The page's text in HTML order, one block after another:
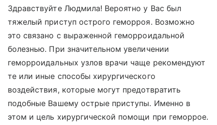
Здравствуйте Людмила! Вероятно у Вас был
тяжелый приступ острого геморроя. Возможно
это связано с выраженной геморроидальной
болезнью. При значительном увеличении
геморроидальных узлов врачи чаще рекомендуют
те или иные способы хирургического
воздействия, которые могут предотвратить
подобные Вашему острые приступы. Именно в
этом и цель хирургической помощи при геморрое.